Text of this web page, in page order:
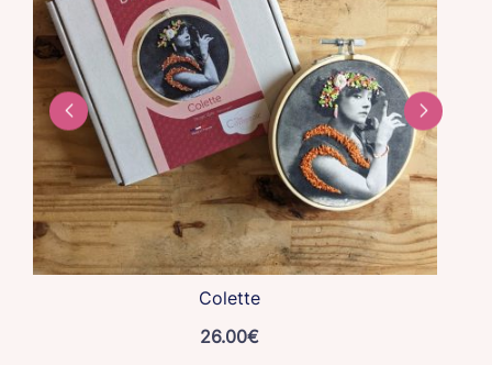
Colette
26.00€